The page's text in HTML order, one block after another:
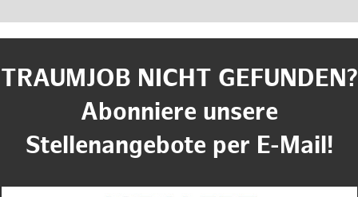
TRAUMJOB NICHT GEFUNDEN?
Abonniere unsere
Stellenangebote per E-Mail!